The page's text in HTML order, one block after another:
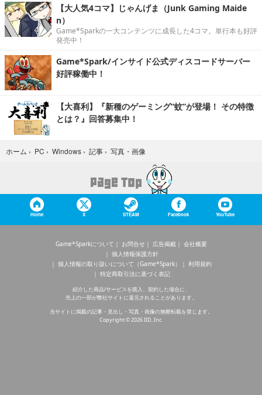
【大人気4コマ】じゃんげま（Junk Gaming Maide
n）
Game*Sparkの一大コンテンツに成長した4コマ。単行本も好評
発売中！
Game*Spark/インサイド公式ディスコードサーバー
好評稼働中！
【大喜利】『新種のゲーミング“蚊”が登場！ その特徴
とは？』回答募集中！
ホーム › PC › Windows › 記事 › 写真・画像
Home X STEAM Facebook YouTube
Game*Sparkについて お問合せ 広告掲載
会社概要
個人情報保護方針
個人情報の取り扱いについて（Game*Spark）
利用規約
特定商取引法に基づく表記
紹介した商品/サービスを購入、契約した場合に、
売上の一部が弊社サイトに還元されることがあります。
当サイトに掲載の記事・見出し・写真・画像の無断転載を禁じます。
Copyright © 2026 IID, Inc.